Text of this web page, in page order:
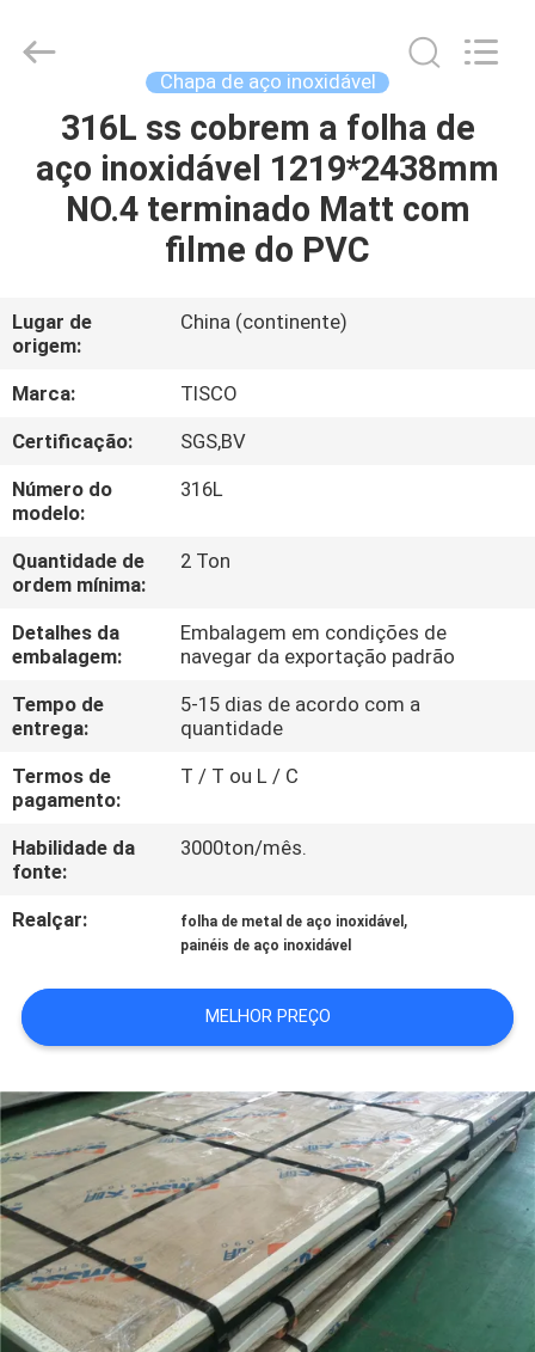
CASA
PRODUTOS
NÓS
EXCURSÃO
DA
FÁBRICA
CONTROLE
DA
QUALIDADE
CONTACTE-
NOS
CASOS
COMPANY
NEWS
MAPA
DO
SITE
PRIVACY
POLICY
STEEL
INDUSTRIAL
Chapa de aço inoxidável
316L ss cobrem a folha de
aço inoxidável 1219*2438mm
NO.4 terminado Matt com
filme do PVC
Lugar de
origem:
China (continente)
Marca:
TISCO
Certificação:
SGS,BV
Número do
modelo:
316L
Quantidade de
ordem mínima:
2 Ton
Detalhes da
embalagem:
Embalagem em condições de
navegar da exportação padrão
Tempo de
entrega:
5-15 dias de acordo com a
quantidade
Termos de
pagamento:
T / T ou L / C
Habilidade da
fonte:
3000ton/mês.
Realçar: folha de metal de aço inoxidável ,
painéis de aço inoxidável
MELHOR PREÇO